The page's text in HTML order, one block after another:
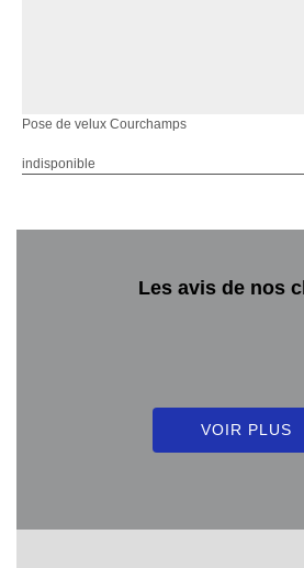
Pose de velux Courchamps
indisponible
Les avis de nos
VOIR PLUS